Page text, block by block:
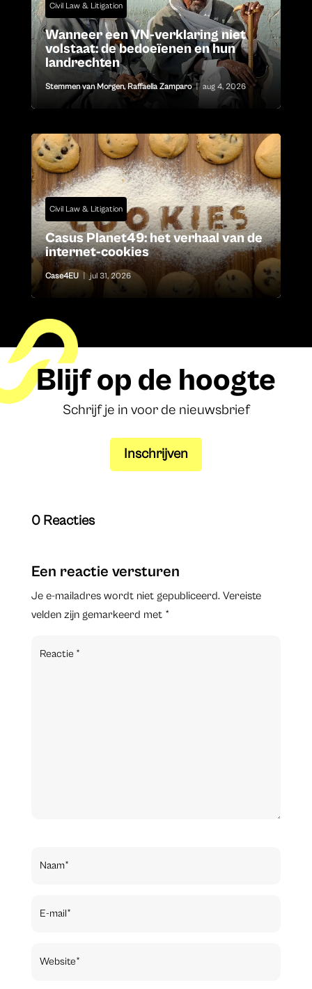
Civil Law & Litigation
Wanneer een VN-verklaring niet
volstaat: de bedoeïenen en hun
landrechten
Stemmen van Morgen,Raffaella Zamparo | aug 4, 2026
Civil Law & Litigation
Casus Planet49: het verhaal van de
internet-cookies
Case4EU jul 31, 2026
Blijf op de hoogte
Schrijf je in voor de nieuwsbrief
Inschrijven
0 Reacties
Een reactie versturen
Je e-mailadres wordt niet gepubliceerd. Vereiste
velden zijn gemarkeerd met *